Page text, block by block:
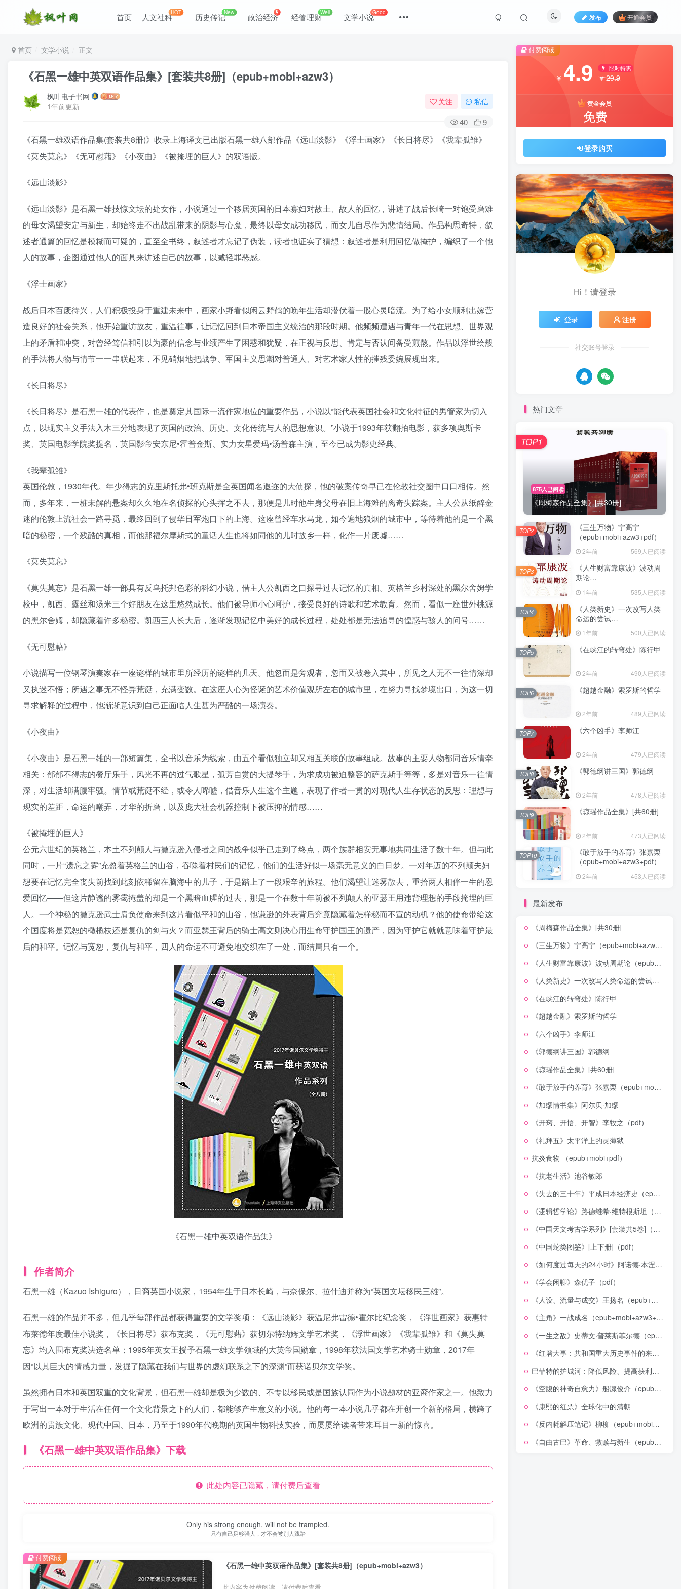
首页 人文社科HOT 历史传记New 政治经济 经管理财Well 文学小说Good
发布 开通会员
首页 文学小说 正文
《石黑一雄中英双语作品集》[套装共8册]（epub+mobi+azw3）
枫叶电子书网
1年前更新
关注 私信
40 9
《石黑一雄双语作品集(套装共8册)》收录上海译文已出版石黑一雄八部作品《远山淡影》《浮士画家》《长日将尽》《我辈孤雏》
《莫失莫忘》《无可慰藉》《小夜曲》《被掩埋的巨人》的双语版。
《远山淡影》
《远山淡影》是石黑一雄技惊文坛的处女作，小说通过一个移居英国的日本寡妇对故土、故人的回忆，讲述了战后长崎一对饱受磨难
的母女渴望安定与新生，却始终走不出战乱带来的阴影与心魔，最终以母女成功移民，而女儿自尽作为悲情结局。作品构思奇特，叙
述者通篇的回忆是模糊而可疑的，直至全书终，叙述者才忘记了伪装，读者也证实了猜想：叙述者是利用回忆做掩护，编织了一个他
人的故事，企图通过他人的面具来讲述自己的故事，以减轻罪恶感。
《浮士画家》
战后日本百废待兴，人们积极投身于重建未来中，画家小野看似闲云野鹤的晚年生活却潜伏着一股心灵暗流。为了给小女顺利出嫁营
造良好的社会关系，他开始重访故友，重温往事，让记忆回到日本帝国主义统治的那段时期。他频频遭遇与青年一代在思想、世界观
上的矛盾和冲突，对曾经笃信和引以为豪的信念与业绩产生了困惑和犹疑，在正视与反思、肯定与否认间备受煎熬。作品以浮世绘般
的手法将人物与情节一一串联起来，不见硝烟地把战争、军国主义思潮对普通人、对艺术家人性的摧残委婉展现出来。
《长日将尽》
《长日将尽》是石黑一雄的代表作，也是奠定其国际一流作家地位的重要作品，小说以“能代表英国社会和文化特征的男管家为切入
点，以现实主义手法入木三分地表现了英国的政治、历史、文化传统与人的思想意识。”小说于1993年获翻拍电影，获多项奥斯卡
奖、英国电影学院奖提名，英国影帝安东尼•霍普金斯、实力女星爱玛•汤普森主演，至今已成为影史经典。
《我辈孤雏》
英国伦敦，1930年代。年少得志的克里斯托弗•班克斯是全英国闻名遐迩的大侦探，他的破案传奇早已在伦敦社交圈中口口相传。然
而，多年来，一桩未解的悬案却久久地在名侦探的心头挥之不去，那便是儿时他生身父母在旧上海滩的离奇失踪案。主人公从纸醉金
迷的伦敦上流社会一路寻觅，最终回到了侵华日军炮口下的上海。这座曾经车水马龙，如今遍地狼烟的城市中，等待着他的是一个黑
暗的秘密，一个残酷的真相，而他那福尔摩斯式的童话人生也将如同他的儿时故乡一样，化作一片废墟……
《莫失莫忘》
《莫失莫忘》是石黑一雄一部具有反乌托邦色彩的科幻小说，借主人公凯西之口探寻过去记忆的真相。英格兰乡村深处的黑尔舍姆学
校中，凯西、露丝和汤米三个好朋友在这里悠然成长。他们被导师小心呵护，接受良好的诗歌和艺术教育。然而，看似一座世外桃源
的黑尔舍姆，却隐藏着许多秘密。凯西三人长大后，逐渐发现记忆中美好的成长过程，处处都是无法追寻的惶惑与骇人的问号……
《无可慰藉》
小说描写一位钢琴演奏家在一座谜样的城市里所经历的谜样的几天。他忽而是旁观者，忽而又被卷入其中，所见之人无不一往情深却
又执迷不悟；所遇之事无不怪异荒诞，充满变数。在这座人心为怪诞的艺术价值观所左右的城市里，在努力寻找梦境出口，为这一切
寻求解释的过程中，他渐渐意识到自己正面临人生甚为严酷的一场演奏。
《小夜曲》
《小夜曲》是石黑一雄的一部短篇集，全书以音乐为线索，由五个看似独立却又相互关联的故事组成。故事的主要人物都同音乐情牵
相关：郁郁不得志的餐厅乐手，风光不再的过气歌星，孤芳自赏的大提琴手，为求成功被迫整容的萨克斯手等等，多是对音乐一往情
深，对生活却满腹牢骚。情节或荒诞不经，或令人唏嘘，借音乐人生这个主题，表现了作者一贯的对现代人生存状态的反思：理想与
现实的差距，命运的嘲弄，才华的折磨，以及庞大社会机器控制下被压抑的情感……
《被掩埋的巨人》
公元六世纪的英格兰，本土不列颠人与撒克逊入侵者之间的战争似乎已走到了终点，两个族群相安无事地共同生活了数十年。但与此
同时，一片“遗忘之雾”充盈着英格兰的山谷，吞噬着村民们的记忆，他们的生活好似一场毫无意义的白日梦。一对年迈的不列颠夫妇
想要在记忆完全丧失前找到此刻依稀留在脑海中的儿子，于是踏上了一段艰辛的旅程。他们渴望让迷雾散去，重拾两人相伴一生的恩
爱回忆——但这片静谧的雾霭掩盖的却是一个黑暗血腥的过去，那是一个在数十年前被不列颠人的亚瑟王用违背理想的手段掩埋的巨
人。一个神秘的撒克逊武士肩负使命来到这片看似平和的山谷，他谦逊的外表背后究竟隐藏着怎样秘而不宣的动机？他的使命带给这
个国度将是宽恕的橄榄枝还是复仇的剑与火？而亚瑟王背后的骑士高文则决心用生命守护国王的遗产，因为守护它就就意味着守护最
后的和平。记忆与宽恕，复仇与和平，四人的命运不可避免地交织在了一处，而结局只有一个。
《石黑一雄中英双语作品集》
作者简介
石黑一雄（Kazuo Ishiguro），日裔英国小说家，1954年生于日本长崎，与奈保尔、拉什迪并称为“英国文坛移民三雄”。
石黑一雄的作品并不多，但几乎每部作品都获得重要的文学奖项：《远山淡影》获温尼弗雷德•霍尔比纪念奖，《浮世画家》获惠特
布莱德年度最佳小说奖，《长日将尽》获布克奖，《无可慰藉》获切尔特纳姆文学艺术奖，《浮世画家》《我辈孤雏》和《莫失莫
忘》均入围布克奖决选名单；1995年英女王授予石黑一雄文学领域的大英帝国勋章，1998年获法国文学艺术骑士勋章，2017年
因“以其巨大的情感力量，发掘了隐藏在我们与世界的虚幻联系之下的深渊”而获诺贝尔文学奖。
虽然拥有日本和英国双重的文化背景，但石黑一雄却是极为少数的、不专以移民或是国族认同作为小说题材的亚裔作家之一。他致力
于写出一本对于生活在任何一个文化背景之下的人们，都能够产生意义的小说。他的每一本小说几乎都在开创一个新的格局，横跨了
欧洲的贵族文化、现代中国、日本，乃至于1990年代晚期的英国生物科技实验，而屡屡给读者带来耳目一新的惊喜。
《石黑一雄中英双语作品集》下载
此处内容已隐藏，请付费后查看
Only his strong enough, will not be trampled.
只有自己足够强大，才不会被别人践踏
《石黑一雄中英双语作品集》[套装共8册]（epub+mobi+azw3）
付费阅读
付费阅读
￥ 4.9 限时特惠
￥29.9
黄金会员
免费
登录购买
Hi！请登录
登录 注册
社交账号登录
热门文章
875人已阅读
《周梅森作品全集》[共30册]
TOP1
《三生万物》宁高宁
（epub+mobi+azw3+pdf）
2年前 569人已阅读
TOP2
《人生财富靠康波》波动周
期论
1年前 535人已阅读
TOP3
《人类新史》一次改写人类
命运的尝试
1年前 500人已阅读
TOP4
《在峡江的转弯处》陈行甲
2年前 490人已阅读
TOP5
《超越金融》索罗斯的哲学
2年前 489人已阅读
TOP6
《六个凶手》李师江
2年前 479人已阅读
TOP7
《郭德纲讲三国》郭德纲
2年前 478人已阅读
TOP8
《琼瑶作品全集》[共60册]
2年前 473人已阅读
TOP9
《敢于放手的养育》张嘉栗
（epub+mobi+azw3+pdf）
2年前 453人已阅读
TOP10
最新发布
《周梅森作品全集》[共30册]
《三生万物》宁高宁（epub+mobi+azw3+pdf）
《人生财富靠康波》波动周期论（epub+mobi+azw3+pdf）
《人类新史》一次改写人类命运的尝试（epub+mobi+azw3+pdf）
《在峡江的转弯处》陈行甲
《超越金融》索罗斯的哲学
《六个凶手》李师江
《郭德纲讲三国》郭德纲
《琼瑶作品全集》[共60册]
《敢于放手的养育》张嘉栗（epub+mobi+azw3+pdf）
《加缪情书集》阿尔贝·加缪
《开窍、开悟、开智》李牧之（pdf）
《礼拜五》太平洋上的灵薄狱
抗炎食物 （epub+mobi+pdf）
《抗老生活》池谷敏郎
《失去的三十年》平成日本经济史（epub+mobi+azw3+pdf）
《逻辑哲学论》路德维希·维特根斯坦（epub+mobi+azw3+pdf）
《中国天文考古学系列》[套装共5卷]（epub+mobi+azw3+pdf）
《中国蛇类图鉴》[上下册]（pdf）
《如何度过每天的24小时》阿诺德·本涅特（epub+mobi+azw3+pdf）
《学会闲聊》森优子（pdf）
《人设、流量与成交》王扬名（epub+mobi+azw3+pdf）
《主角》一战成名（epub+mobi+azw3+pdf）
《一生之敌》史蒂文·普莱斯菲尔德（epub+mobi+azw3+pdf）
《红墙大事：共和国重大历史事件的来龙去脉》（全二册）（pdf）
巴菲特的护城河：降低风险、提高获利的股市真规则(epub+azw3+mobi)
《空腹的神奇自愈力》船濑俊介（epub+mobi+azw3+pdf）
《康熙的红票》全球化中的清朝
《反内耗解压笔记》柳柳（epub+mobi+azw3+pdf）
《自由古巴》革命、救赎与新生（epub+mobi+azw3+pdf）
用户名/手机号/邮箱
社交账号登录